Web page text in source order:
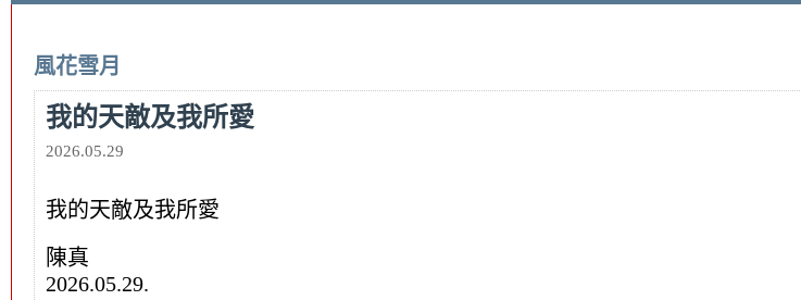
風花雪月
我的天敵及我所愛
2026.05.29
我的天敵及我所愛
陳真
2026.05.29.